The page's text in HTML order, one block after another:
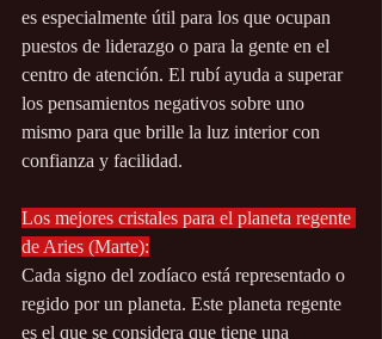
es especialmente útil para los que ocupan
puestos de liderazgo o para la gente en el
centro de atención. El rubí ayuda a superar
los pensamientos negativos sobre uno
mismo para que brille la luz interior con
confianza y facilidad.
Los mejores cristales para el planeta regente
de Aries (Marte):
Cada signo del zodíaco está representado o
regido por un planeta. Este planeta regente
es el que se considera que tiene una